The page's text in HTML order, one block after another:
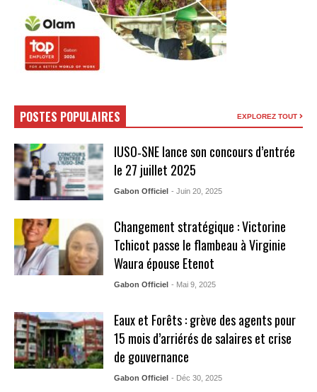
POSTES POPULAIRES EXPLOREZ TOUT
IUSO‑SNE lance son concours d’entrée
le 27 juillet 2025
Gabon Officiel - Juin 20, 2025
Changement stratégique : Victorine
Tchicot passe le flambeau à Virginie
Waura épouse Etenot
Gabon Officiel - Mai 9, 2025
Eaux et Forêts : grève des agents pour
15 mois d’arriérés de salaires et crise
de gouvernance
Gabon Officiel - Déc 30, 2025